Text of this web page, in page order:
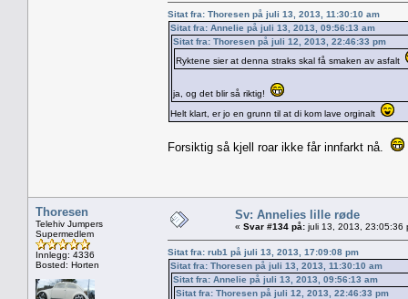
Sitat fra: Thoresen på juli 13, 2013, 11:30:10 am
Sitat fra: Annelie på juli 13, 2013, 09:56:13 am
Sitat fra: Thoresen på juli 12, 2013, 22:46:33 pm
Ryktene sier at denna straks skal få smaken av asfalt
ja, og det blir så riktig!
Helt klart, er jo en grunn til at di kom lave orginalt
Forsiktig så kjell roar ikke får innfarkt nå.
Thoresen
Telehiv Jumpers
Supermedlem
Innlegg: 4336
Bosted: Horten
Sv: Annelies lille røde
« Svar #134 på: juli 13, 2013, 23:05:36
Sitat fra: rub1 på juli 13, 2013, 17:09:08 pm
Sitat fra: Thoresen på juli 13, 2013, 11:30:10 am
Sitat fra: Annelie på juli 13, 2013, 09:56:13 am
Sitat fra: Thoresen på juli 12, 2013, 22:46:33 pm